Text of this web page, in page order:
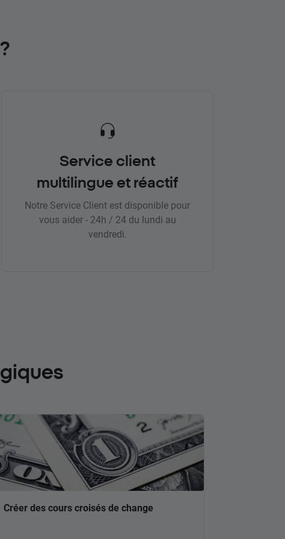
Service client
multilingue et réactif
Notre Service Client est disponible pour
vous aider - 24h / 24 du lundi au
vendredi.
Créer des cours croisés de change